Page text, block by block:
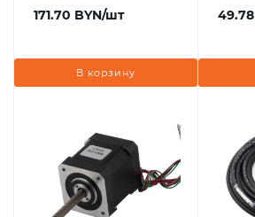
171.70 BYN/шт
В корзину
49.78